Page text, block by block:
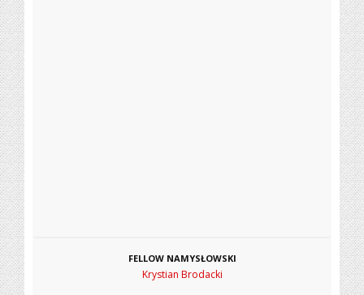
FELLOW NAMYSŁOWSKI
Krystian Brodacki